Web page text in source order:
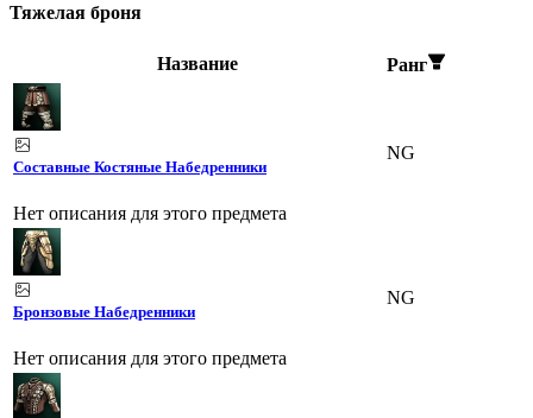
Тяжелая броня
Название Ранг
Составные Костяные Набедренники
Нет описания для этого предмета
NG
Бронзовые Набедренники
Нет описания для этого предмета
NG